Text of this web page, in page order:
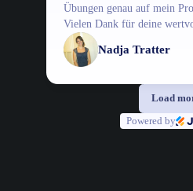
Übungen genau auf mein
Vielen Dank für deine
Nadja Tratter
Load
Powered by